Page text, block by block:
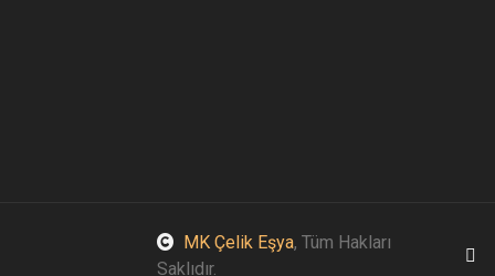
MK Çelik Eşya, Tüm Hakları
Saklıdır.